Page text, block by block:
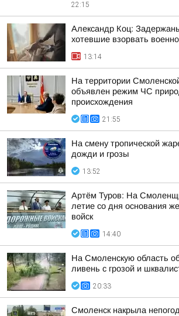
22:15
Александр Коц:
хотевшие взорвать
13:14
На территории
объявлен режим ЧС
происхождения
21:55
На смену тропической
дожди и грозы
13:52
Артём Туров: На
летие со дня основания
войск
14:40
На Смоленскую область
ливень с грозой и
20:33
Смоленск накрыла